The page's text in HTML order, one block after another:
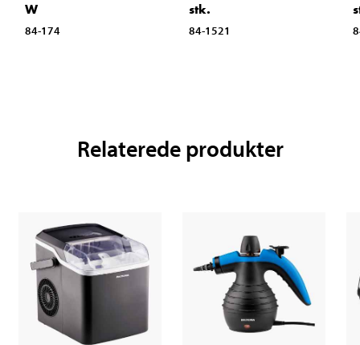
W
84-174
stk.
84-1521
Relaterede produkter